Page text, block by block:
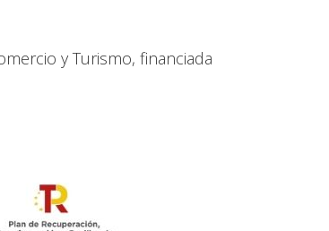
y Turismo, financiada